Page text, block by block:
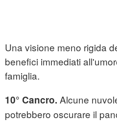
Una visione meno rigida
benefici immediati
famiglia.
10° Cancro. Alcune
potrebbero oscurare il